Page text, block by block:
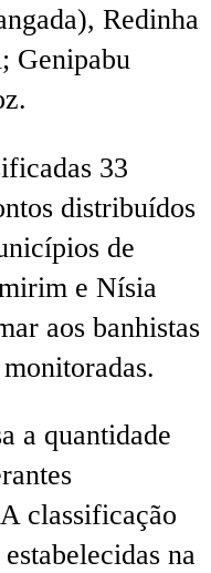
Redinha
Genipabu
33
distribuídos
de
e Nísia
aos banhistas
a quantidade
classificação
na